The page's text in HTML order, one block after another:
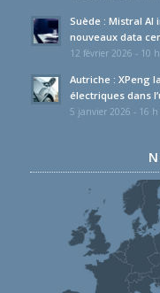
Suède : Mistral AI
nouveaux data
12 février 2026 - 10
Autriche : XPeng
électriques dans
5 janvier 2026 - 16